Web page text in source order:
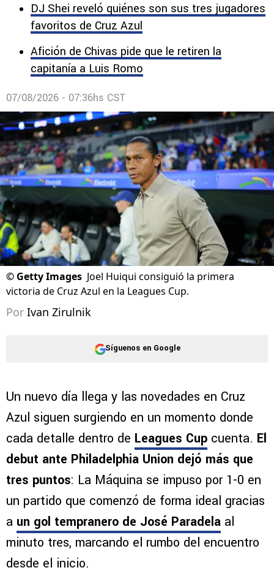
DJ Shei reveló quiénes son sus tres jugadores
favoritos de Cruz Azul
Afición de Chivas pide que le retiren la
capitanía a Luis Romo
07/08/2026 - 07:36hs CST
© Getty Images Joel Huiqui consiguió la primera
victoria de Cruz Azul en la Leagues Cup.
Por Ivan Zirulnik
Síguenos en Google
Un nuevo día llega y las novedades en Cruz
Azul siguen surgiendo en un momento donde
cada detalle dentro de Leagues Cup cuenta. El
debut ante Philadelphia Union dejó más que
tres puntos: La Máquina se impuso por 1-0 en
un partido que comenzó de forma ideal gracias
a un gol tempranero de José Paradela al
minuto tres, marcando el rumbo del encuentro
desde el inicio.